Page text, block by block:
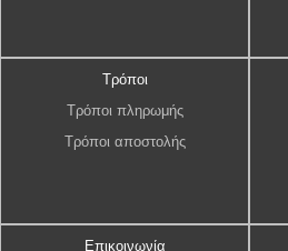
Τρόποι
Τρόποι πληρωμής
Τρόποι αποστολής
Επικοινωνία